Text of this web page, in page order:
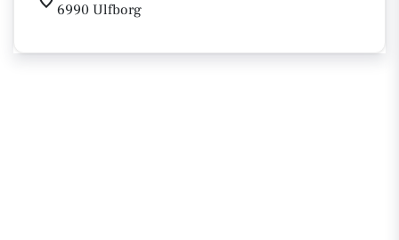
6990 Ulfborg